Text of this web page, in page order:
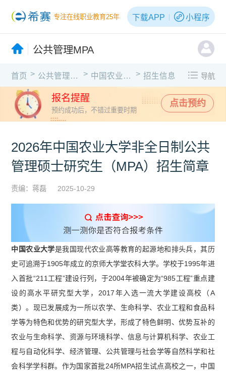
专注在线职业教育25年 下载APP 小程序
公共管理MPA
首页 > 公共管理MPA > 中国农业大学 > 招生信息 导航
报名提醒
预约成功后，不错过重要时期
点击预约
2026年中国农业大学非全日制公共
管理硕士研究生（MPA）招生简章
责编：蒋磊 2025-10-29
中国农业大学是我国现代农业高等教育的起源地和排头兵，其历
史可追溯于1905年成立的京师大学堂农科大学。学校于1995年进
入首批“211工程”建设行列，于2004年被确定为“985工程”重点建
设的高水平研究型大学，2017年入选一流大学建设高校（A
类）。现已发展成为一所以农学、生命科学、农业工程和食品科
学等为特色和优势的研究型大学，形成了特色鲜明、优势互补的
农业与生命科学、资源与环境科学、信息与计算机科学、农业工
程与自动化科学、经济管理、公共管理与社会学等自然科学和社
会科学学科群。作为国家首批24所MPA招生试点高校之一，中国